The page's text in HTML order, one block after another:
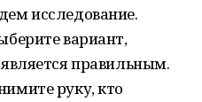
исследование.
вариант,
правильным.
руку, кто